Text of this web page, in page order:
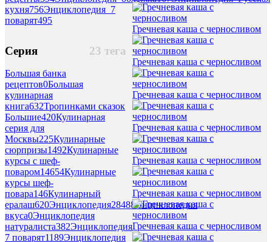
кухня756Энциклопедия_7
поварят495
23 тега
Серия
Большая банка
рецептов0Большая
кулинарная
книга632Тропинками сказок
Большие420Кулинарная
серия для
Москвы225Кулинарные
сюрпризы1492Кулинарные
курсы с шеф-
поваром14654Кулинарные
курсы шеф-
повара146Кулинарный
ералаш620Энциклопедия28488Энциклопедия
вкуса0Энциклопедия
натуралиста382Энциклопедия
7 поварят1189Энциклопедия
Гречневая каша с черносливом
Гречневая каша с черносливом
Гречневая каша с черносливом
Гречневая каша с черносливом
Гречневая каша с черносливом
Гречневая каша с черносливом
Гречневая каша с черносливом